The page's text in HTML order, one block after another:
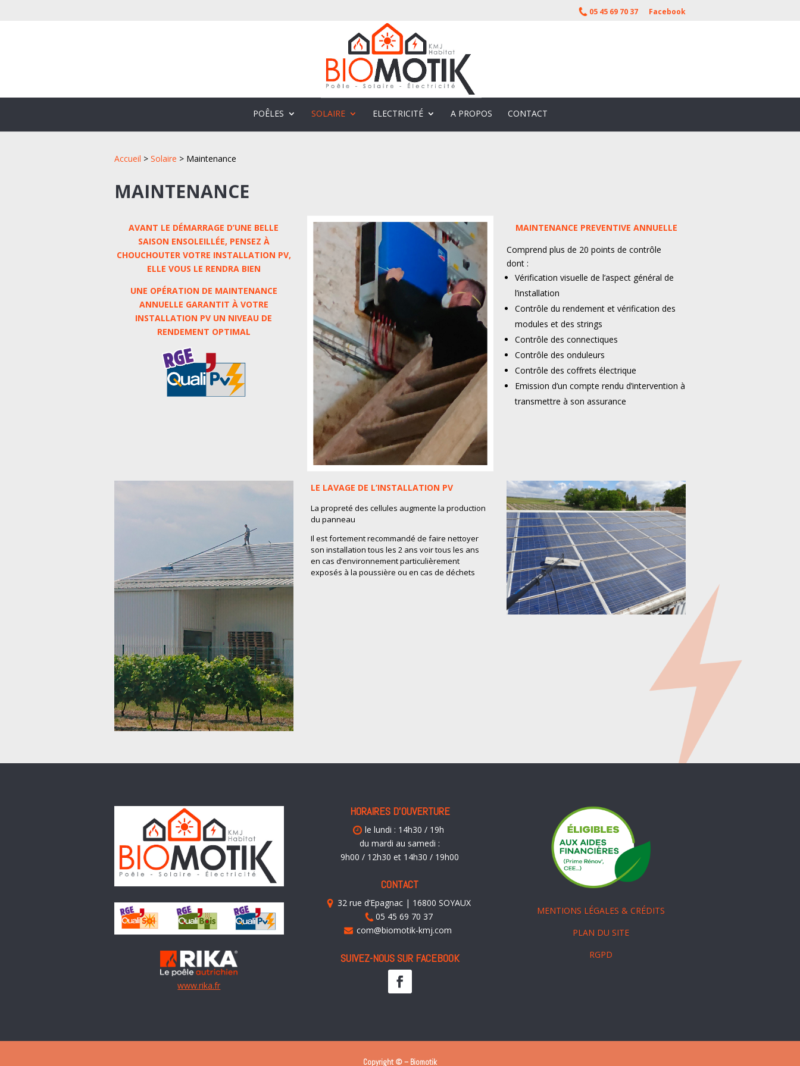
05 45 69 70 37 Facebook
POÊLES SOLAIRE ELECTRICITÉ A PROPOS CONTACT
Accueil > Solaire > Maintenance
MAINTENANCE
AVANT LE DÉMARRAGE D’UNE BELLE
SAISON ENSOLEILLÉE, PENSEZ À
CHOUCHOUTER VOTRE INSTALLATION PV,
ELLE VOUS LE RENDRA BIEN
UNE OPÉRATION DE MAINTENANCE
ANNUELLE GARANTIT À VOTRE
INSTALLATION PV UN NIVEAU DE
RENDEMENT OPTIMAL
MAINTENANCE PREVENTIVE ANNUELLE
Comprend plus de 20 points de contrôle
dont :
Vérification visuelle de l’aspect général de
l’installation
Contrôle du rendement et vérification des
modules et des strings
Contrôle des connectiques
Contrôle des onduleurs
Contrôle des coffrets électrique
Emission d’un compte rendu d’intervention à
transmettre à son assurance
LE LAVAGE DE L’INSTALLATION PV
La propreté des cellules augmente la production
du panneau
Il est fortement recommandé de faire nettoyer
son installation tous les 2 ans voir tous les ans
en cas d’environnement particulièrement
exposés à la poussière ou en cas de déchets
www.rika.fr
HORAIRES D’OUVERTURE
le lundi : 14h30 / 19h
du mardi au samedi :
9h00 / 12h30 et 14h30 / 19h00
CONTACT
32 rue d’Epagnac | 16800 SOYAUX
05 45 69 70 37
com@biomotik-kmj.com
SUIVEZ-NOUS SUR FACEBOOK
MENTIONS LÉGALES & CRÉDITS
PLAN DU SITE
RGPD
Copyright © – Biomotik